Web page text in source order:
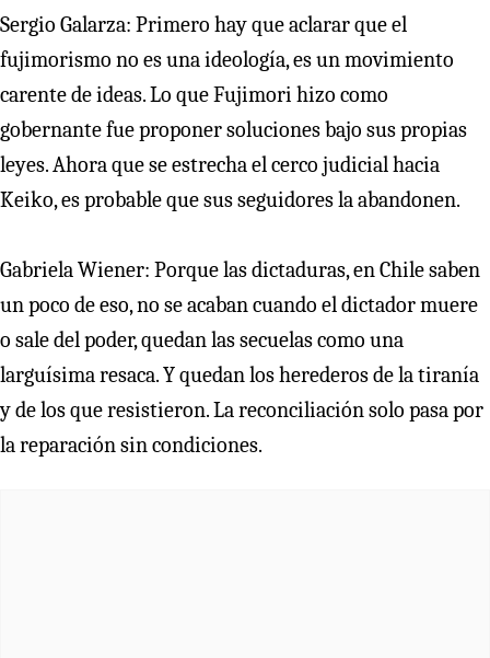
Sergio Galarza: Primero hay que aclarar que el
fujimorismo no es una ideología, es un movimiento
carente de ideas. Lo que Fujimori hizo como
gobernante fue proponer soluciones bajo sus propias
leyes. Ahora que se estrecha el cerco judicial hacia
Keiko, es probable que sus seguidores la abandonen.
Gabriela Wiener: Porque las dictaduras, en Chile saben
un poco de eso, no se acaban cuando el dictador muere
o sale del poder, quedan las secuelas como una
larguísima resaca. Y quedan los herederos de la tiranía
y de los que resistieron. La reconciliación solo pasa por
la reparación sin condiciones.